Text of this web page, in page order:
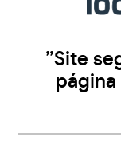
”Site
página